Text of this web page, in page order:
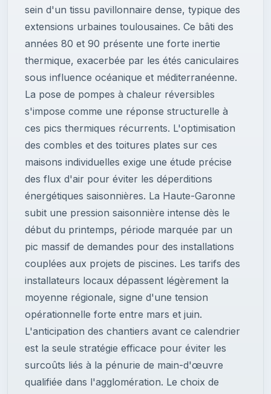
sein d'un tissu pavillonnaire dense, typique des
extensions urbaines toulousaines. Ce bâti des
années 80 et 90 présente une forte inertie
thermique, exacerbée par les étés caniculaires
sous influence océanique et méditerranéenne.
La pose de pompes à chaleur réversibles
s'impose comme une réponse structurelle à
ces pics thermiques récurrents. L'optimisation
des combles et des toitures plates sur ces
maisons individuelles exige une étude précise
des flux d'air pour éviter les déperditions
énergétiques saisonnières. La Haute-Garonne
subit une pression saisonnière intense dès le
début du printemps, période marquée par un
pic massif de demandes pour des installations
couplées aux projets de piscines. Les tarifs des
installateurs locaux dépassent légèrement la
moyenne régionale, signe d'une tension
opérationnelle forte entre mars et juin.
L'anticipation des chantiers avant ce calendrier
est la seule stratégie efficace pour éviter les
surcoûts liés à la pénurie de main-d'œuvre
qualifiée dans l'agglomération. Le choix de